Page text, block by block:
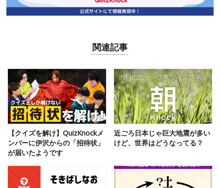
関連記事
【クイズを解け】QuizKnockメ
ンバーに伊沢からの「招待状」
が届いたようです
近ごろ日本じゃ巨大地震が多い
けど、世界はどうなってる？